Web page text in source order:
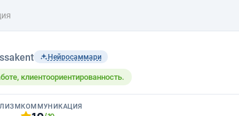
Нейросаммари
клиентоориентированность.
КОММУНИКАЦИЯ